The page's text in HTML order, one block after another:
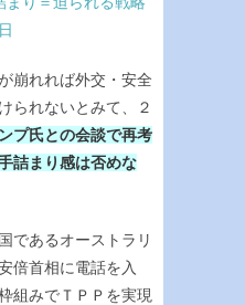
崩れれば外交・安全
られないとみて、２
プ氏との会談で再考
詰まり感は否めな
であるオーストラリ
倍首相に電話を入
組みでＴＰＰを実現